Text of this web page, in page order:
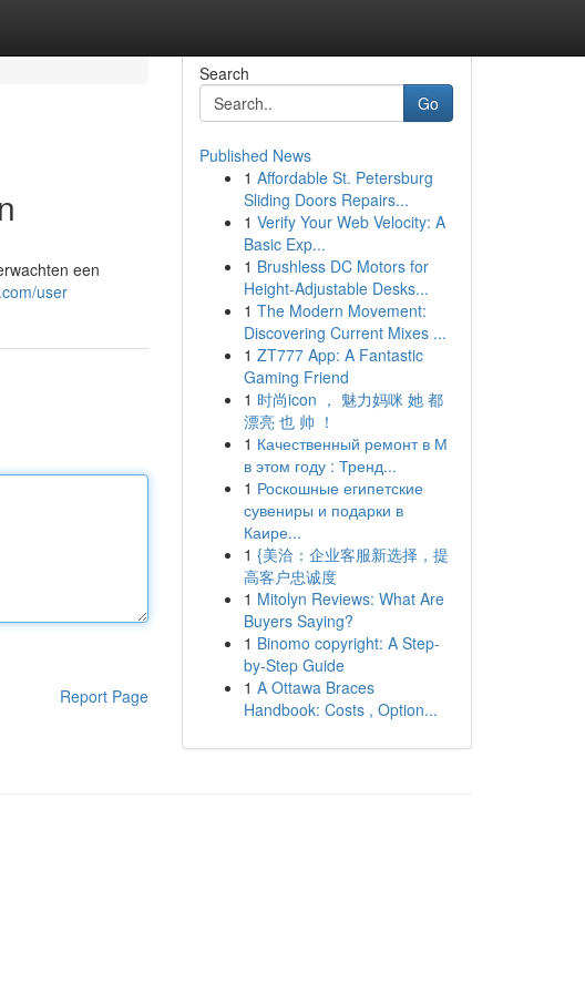
een
user
Report Page
Search
Go
Published News
1 Affordable St. Petersburg
Sliding Doors Repairs...
1 Verify Your Web Velocity: A
Basic Exp...
1 Brushless DC Motors for
Height-Adjustable Desks...
1 The Modern Movement:
Discovering Current Mixes ...
1 ZT777 App: A Fantastic
Gaming Friend
1 时尚icon ， 魅力妈咪 她 都
漂亮 也 帅 ！
1 Качественный ремонт в М
в этом году : Тренд...
1 Роскошные египетские
сувениры и подарки в
Каире...
1 {美洽：企业客服新选择，提
高客户忠诚度
1 Mitolyn Reviews: What Are
Buyers Saying?
1 Binomo copyright: A Step-
by-Step Guide
1 A Ottawa Braces
Handbook: Costs , Option...